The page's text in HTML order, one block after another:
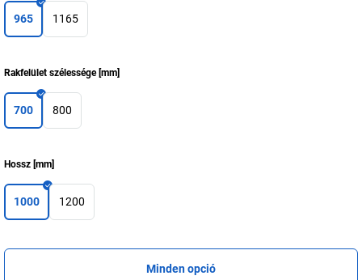
965 1165
Rakfelület szélessége[mm]
700 800
Hossz [mm]
1000 1200
Minden opció